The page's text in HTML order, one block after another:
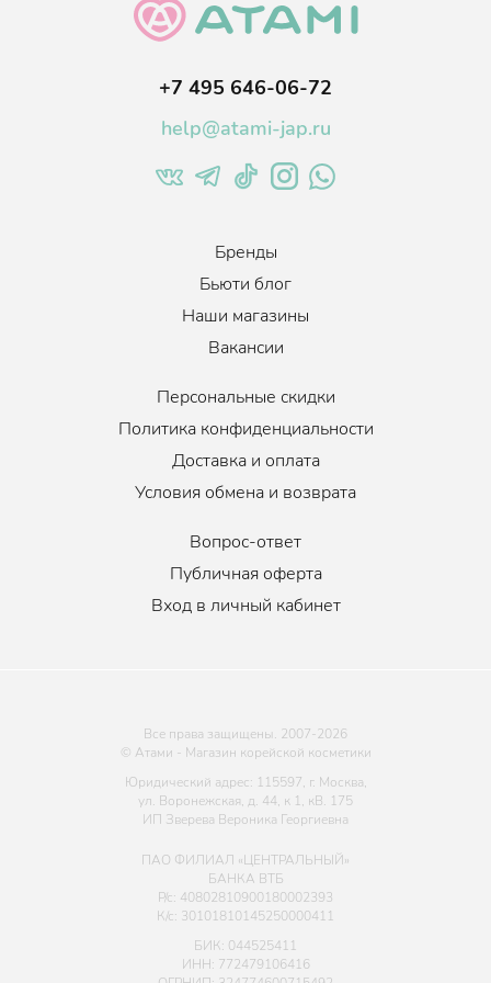
+7 495 646-06-72
help@atami-jap.ru
Бренды
Бьюти блог
Наши магазины
Вакансии
Персональные скидки
Политика конфиденциальности
Доставка и оплата
Условия обмена и возврата
Вопрос-ответ
Публичная оферта
Вход в личный кабинет
Все права защищены. 2007-2026
© Атами - Магазин корейской косметики
Юридический адрес: 115597, г. Москва,
ул. Воронежская, д. 44, к 1, кВ. 175
ИП Зверева Вероника Георгиевна
ПАО ФИЛИАЛ «ЦЕНТРАЛЬНЫЙ»
БАНКА ВТБ
Р/с: 40802810900180002393
К/с: 30101810145250000411
БИК: 044525411
ИНН: 772479106416